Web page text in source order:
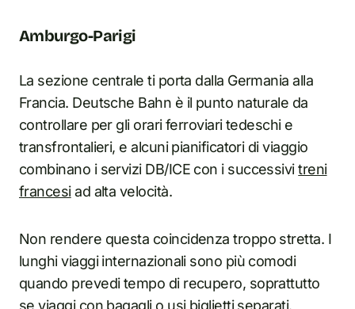
Amburgo-Parigi
La sezione centrale ti porta dalla Germania alla
Francia. Deutsche Bahn è il punto naturale da
controllare per gli orari ferroviari tedeschi e
transfrontalieri, e alcuni pianificatori di viaggio
combinano i servizi DB/ICE con i successivitreni
francesiad alta velocità.
Non rendere questa coincidenza troppo stretta. I
lunghi viaggi internazionali sono più comodi
quando prevedi tempo di recupero, soprattutto
se viaggi con bagagli o usi biglietti separati.